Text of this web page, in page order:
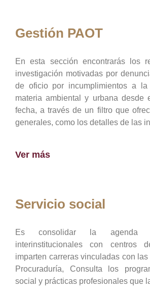
Gestión PAOT
En esta sección encontrarás los
investigación motivadas por
de oficio por incumplimientos a la
materia ambiental y urbana desde
fecha, a través de un filtro que
generales, como los detalles de las
Ver más
Servicio social
Es consolidar la agenda
interinstitucionales con centros
imparten carreras vinculadas con
Procuraduría, Consulta los
social y prácticas profesionales que